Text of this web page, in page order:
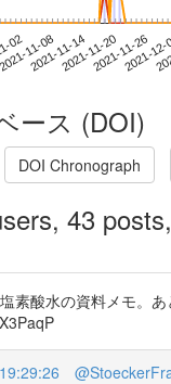
0211-08
2021-11-142021-11-202021-11-26
2021-
ース (DOI)
DOI Chronograph
43
素酸水の資料メモ。あ